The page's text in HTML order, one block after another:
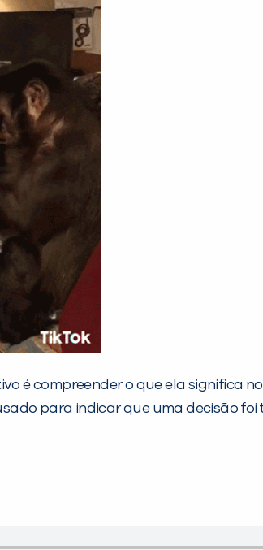
é compreender o que ela significa
para indicar que uma decisão foi